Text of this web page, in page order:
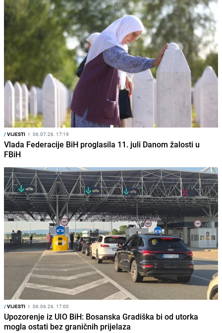
/VIJESTI I 06.07.26. 17:19
Vlada Federacije BiH proglasila 11. juli Danom žalosti u
FBiH
/VIJESTI I 06.06.26. 17:00
Upozorenje iz UIO BiH: Bosanska Gradiška bi od utorka
mogla ostati bez graničnih prijelaza